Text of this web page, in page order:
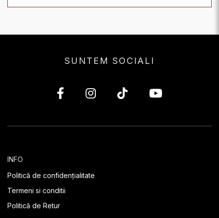
SUNTEM SOCIALI
INFO
Politică de confidențialitate
Termeni si conditii
Politică de Retur